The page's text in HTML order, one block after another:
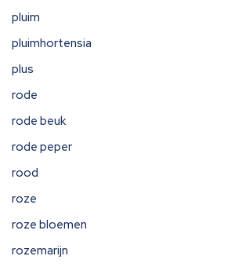
pluim
pluimhortensia
plus
rode
rode beuk
rode peper
rood
roze
roze bloemen
rozemarijn